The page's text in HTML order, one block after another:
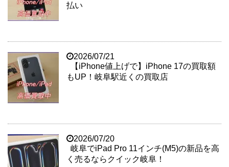
払い
2026/07/21
【iPhone値上げで】iPhone 17の買取額
もUP！岐阜駅近くの買取店
2026/07/20
岐阜でiPad Pro 11インチ(M5)の新品を高
く売るならクイック岐阜！